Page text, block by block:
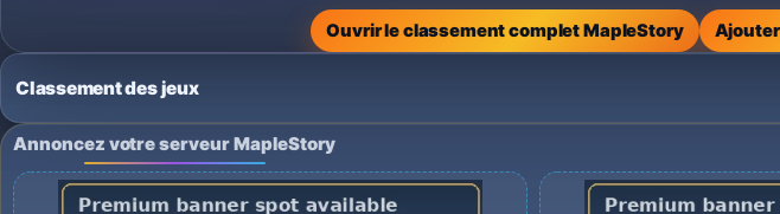
Ouvrir le classement complet MapleStory
Classement des jeux
Annoncez votre serveur MapleStory